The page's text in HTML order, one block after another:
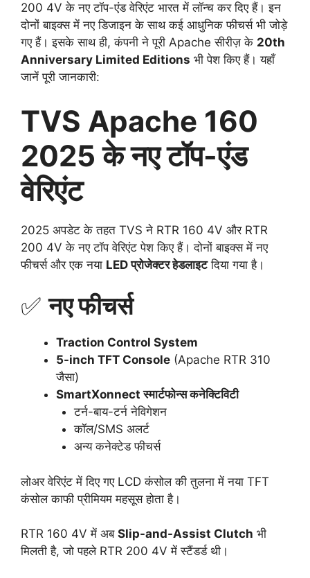
200 4V के नए टॉप-एंड वेरिएंट भारत में लॉन्च कर दिए हैं। इन
दोनों बाइक्स में नए डिजाइन के साथ कई आधुनिक फीचर्स भी जोड़े
गए हैं। इसके साथ ही, कंपनी ने पूरी Apache सीरीज़ के 20th
Anniversary Limited Editions भी पेश किए हैं। यहाँ
जानें पूरी जानकारी:
TVS Apache 160
2025 के नए टॉप-एंड
वेरिएंट
2025 अपडेट के तहत TVS ने RTR 160 4V और RTR
200 4V के नए टॉप वेरिएंट पेश किए हैं। दोनों बाइक्स में नए
फीचर्स और एक नया LED प्रोजेक्टर हेडलाइटदिया गया है।
✅नए फीचर्स
Traction Control System
5-inch TFT Console (Apache RTR 310
जैसा)
SmartXonnect स्मार्टफोन्स कनेक्टिविटी
टर्न-बाय-टर्न नेविगेशन
कॉल/SMS अलर्ट
अन्य कनेक्टेड फीचर्स
लोअर वेरिएंट में दिए गए LCD कंसोल की तुलना में नया TFT
कंसोल काफी प्रीमियम महसूस होता है।
RTR 160 4V में अब Slip-and-Assist Clutch भी
मिलती है, जो पहले RTR 200 4V में स्टैंडर्ड थी।